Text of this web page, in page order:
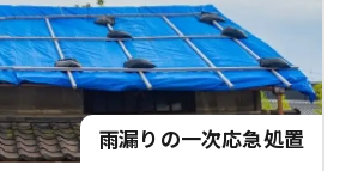
雨漏りの一次応急処置